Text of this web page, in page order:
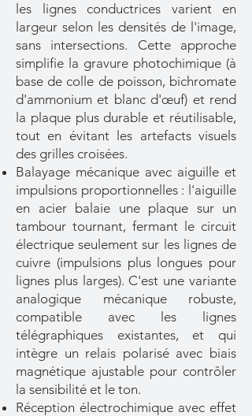
les lignes conductrices varient en
largeur selon les densités de l'image,
sans intersections. Cette approche
simplifie la gravure photochimique (à
base de colle de poisson, bichromate
d'ammonium et blanc d'œuf) et rend
la plaque plus durable et réutilisable,
tout en évitant les artefacts visuels
des grilles croisées.
Balayage mécanique avec aiguille et
impulsions proportionnelles : l'aiguille
en acier balaie une plaque sur un
tambour tournant, fermant le circuit
électrique seulement sur les lignes de
cuivre (impulsions plus longues pour
lignes plus larges). C'est une variante
analogique mécanique robuste,
compatible avec les lignes
télégraphiques existantes, et qui
intègre un relais polarisé avec biais
magnétique ajustable pour contrôler
la sensibilité et le ton.
Réception électrochimique avec effet